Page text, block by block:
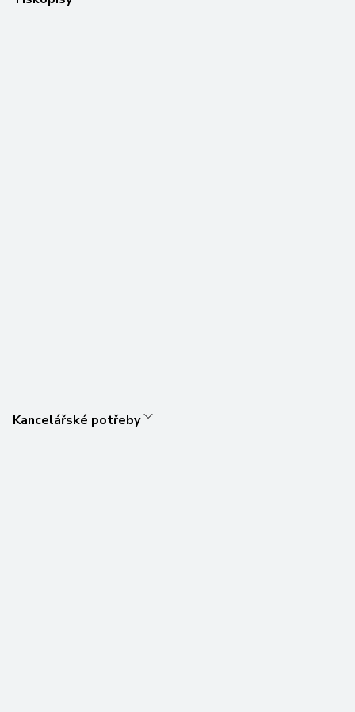
Kancelářské potřeby